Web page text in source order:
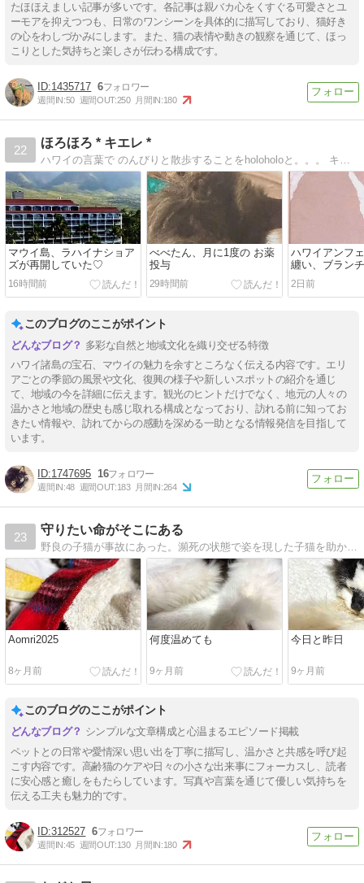
たほほえましい記事が多いです。各記事は親バカ心をくすぐる可愛さとユ
ーモアを抑えつつも、日常のワンシーンを具体的に描写しており、猫好き
の心をわしづかみにします。また、猫の表情や動きの観察を通じて、ほっ
こりとした気持ちと楽しさが伝わる構成です。
1435717 6
週間IN:50 週間OUT:250 月間IN:180
22
ほろほろ * キエレ *
ハワイの言葉で のんびりと散歩することをholoholoと。。。 キエレは薫り高いガーデニアの花 人生を日々の散歩のように…
マウイ島、ラハイナショア
ズが再開していた♡
16時間前
べべたん、月に1度の お薬
投与
29時間前
ハワイアンフ
纏い、ブラン
2日前
このブログのここがポイント
多彩な自然と地域文化を織り交ぜる特徴
ハワイ諸島の宝石、マウイの魅力を余すところなく伝える内容です。エリ
アごとの季節の風景や文化、復興の様子や新しいスポットの紹介を通じ
て、地域の今を詳細に伝えます。観光のヒントだけでなく、地元の人々の
温かさと地域の歴史も感じ取れる構成となっており、訪れる前に知ってお
きたい情報や、訪れてからの感動を深める一助となる情報発信を目指して
います。
1747695 16
週間IN:48 週間OUT:183 月間IN:264
23
守りたい命がそこにある
野良の子猫が事故にあった。瀕死の状態で姿を現した子猫を助からない命と思いたくなかった。
Aomri2025
8ヶ月前
何度温めても
9ヶ月前
今日と昨日
9ヶ月前
このブログのここがポイント
シンプルな文章構成と心温まるエピソード掲載
ペットとの日常や愛情深い思い出を丁寧に描写し、温かさと共感を呼び起
こす内容です。高齢猫のケアや日々の小さな出来事にフォーカスし、読者
に安心感と癒しをもたらしています。写真や言葉を通じて優しい気持ちを
伝える工夫も魅力的です。
312527 6
週間IN:45 週間OUT:130 月間IN:180